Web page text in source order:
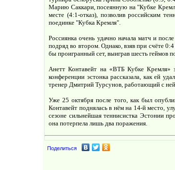
Марию Саккари, посеянную на "Кубке
месте (4:1-отказ), позволив российским
поединке "Кубка Кремля".
Россиянка очень удачно начала матч и
подряд во втором. Однако, взяв при счёте
бы проигранный сет, выиграв шесть геймов
Анетт Контавейт на «ВТБ Кубке Кремля»
конференции эстонка рассказала, как ей
тренер Дмитрий Турсунов, работающий с ней
Уже 25 октября после того, как был
Контавейт поднялась в нём на 14-й место,
сезоне сильнейшая теннисистка Эстонии
она потерпела лишь два поражения.
Поделиться